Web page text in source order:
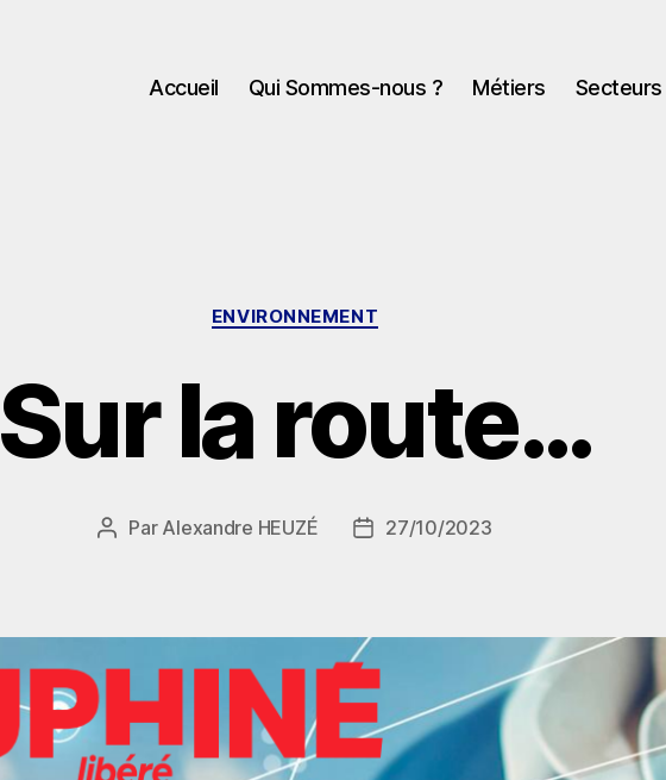
Accueil Qui Sommes-nous ? Métiers Secteurs
Catégories
ENVIRONNEMENT
Sur la route…
Auteur
Par Alexandre HEUZÉ
Date27/10/2023